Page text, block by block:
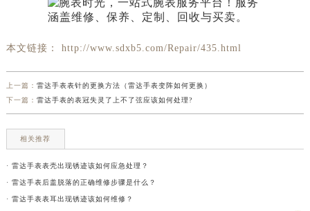
本文链接： http://www.sdxb5.com/Repair/435.html
上一篇： 雷达手表表针的更换方法（雷达手表变阵如何更换）
下一篇： 雷达手表的表冠失灵了上不了弦应该如何处理?
相关推荐
· 雷达手表表壳出现锈迹该如何应急处理？
· 雷达手表后盖脱落的正确维修步骤是什么？
· 雷达手表表耳出现锈迹该如何维修？